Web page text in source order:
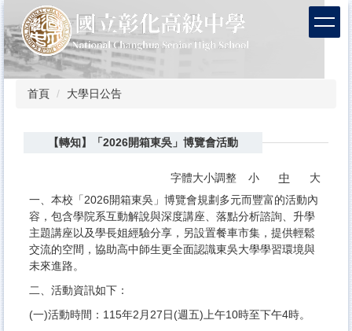
到
主
要
內
首頁 大學日公告
【轉知】「2026開箱東吳」博覽會活動
字體大小調整 小 中
大
一、本校「2026開箱東吳」博覽會規劃多元而豐富的活動內
容，包含學院系互動解說與深度講座、落點分析諮詢、升學
主題講座以及學長姐經驗分享，另設置餐車市集，提供輕鬆
交流的空間，協助高中師生更全面認識東吳大學學習環境與
未來進路。
二、活動資訊如下：
(一)活動時間：115年2月27日(週五)上午10時至下午4時。